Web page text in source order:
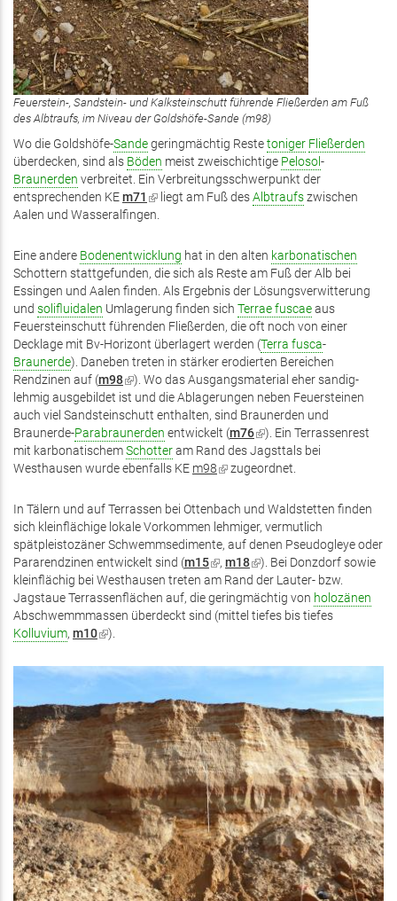
Feuerstein-, Sandstein- und Kalksteinschutt führende Fließerden am Fuß
des Albtraufs, im Niveau der Goldshöfe-Sande (m98)
Wo die Goldshöfe-Sandegeringmächtig Restetoniger Fließerden
überdecken, sind als Böden meist zweischichtige Pelosol-
Braunerden verbreitet. Ein Verbreitungsschwerpunkt der
entsprechenden KEm71 (Link
ist
liegt am Fuß desAlbtraufszwischen
Aalen und Wasseralfingen.
Eine andere Bodenentwicklung hat in den alten karbonatischen
Schottern stattgefunden, die sich als Reste am Fuß der Alb bei
Essingen und Aalen finden. Als Ergebnis der Lösungsverwitterung
und solifluidalen Umlagerung finden sich Terrae fuscaeaus
Feuersteinschutt führenden Fließerden, die oft noch von einer
Decklage mit Bv-Horizont überlagert werden (Terra fusca-
Braunerde). Daneben treten in stärker erodierten Bereichen
Rendzinen auf (m98(Link
ist
extern)
). Wo das Ausgangsmaterial eher sandig-
lehmig ausgebildet ist und die Ablagerungen neben Feuersteinen
auch viel Sandsteinschutt enthalten, sind Braunerden und
Braunerde-Parabraunerden entwickelt (m76(Link
ist
extern)
). Ein Terrassenrest
mit karbonatischemSchotteram Rand des Jagsttals bei
Westhausen wurde ebenfalls KE m98(Link
extern)
zugeordnet.
In Tälern und auf Terrassen bei Ottenbach und Waldstetten finden
sich kleinflächige lokale Vorkommen lehmiger, vermutlich
spätpleistozäner Schwemmsedimente, auf denen Pseudogleye oder
Pararendzinen entwickelt sind (m15(Link
ist
extern)
, m18(Link
ist
extern)
). Bei Donzdorf sowie
kleinflächig bei Westhausen treten am Rand der Lauter- bzw.
Jagstaue Terrassenflächen auf, die geringmächtig von holozänen
Abschwemmmassen überdeckt sind (mittel tiefes bis tiefes
Kolluvium, m10(Link
extern)
).